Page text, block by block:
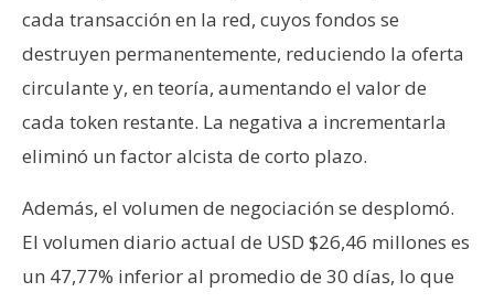
cada transacción en la red, cuyos fondos se
destruyen permanentemente, reduciendo la oferta
circulante y, en teoría, aumentando el valor de
cada token restante. La negativa a incrementarla
eliminó un factor alcista de corto plazo.
Además, el volumen de negociación se desplomó.
El volumen diario actual de USD $26,46 millones es
un 47,77% inferior al promedio de 30 días, lo que